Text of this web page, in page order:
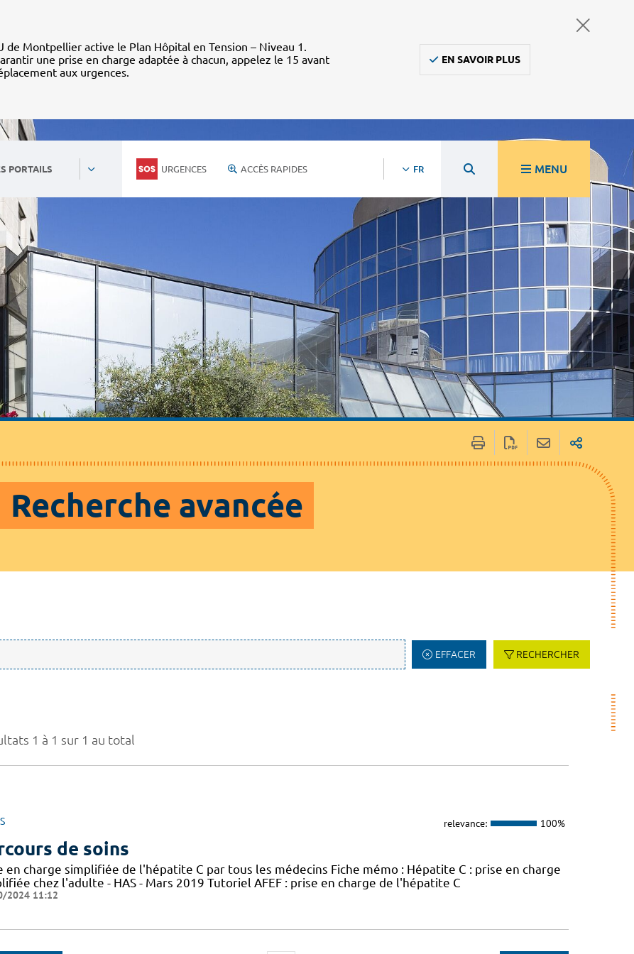
de Montpellier active le Plan Hôpital en Tension – Niveau 1.
une prise en charge adaptée à chacun, appelez le 15 avant
aux urgences.
EN SAVOIR PLUS
PORTAILS URGENCES ACCÈS RAPIDES FR MENU
Recherche avancée
EFFACER RECHERCHER
1 à 1 sur 1 au total
relevance: 100%
de soins
en charge simplifiée de l'hépatite C par tous les médecins Fiche mémo : Hépatite C : prise en charge
chez l'adulte - HAS - Mars 2019 Tutoriel AFEF : prise en charge de l'hépatite C
2024 11:12